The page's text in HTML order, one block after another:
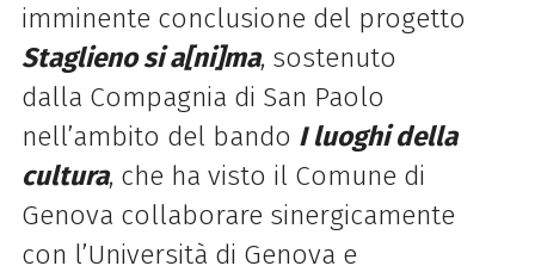
imminente conclusione del progetto
Staglieno si a[ni]ma, sostenuto
dalla Compagnia di San Paolo
nell’ambito del bando I luoghi della
cultura, che ha visto il Comune di
Genova collaborare sinergicamente
con l’Università di Genova e